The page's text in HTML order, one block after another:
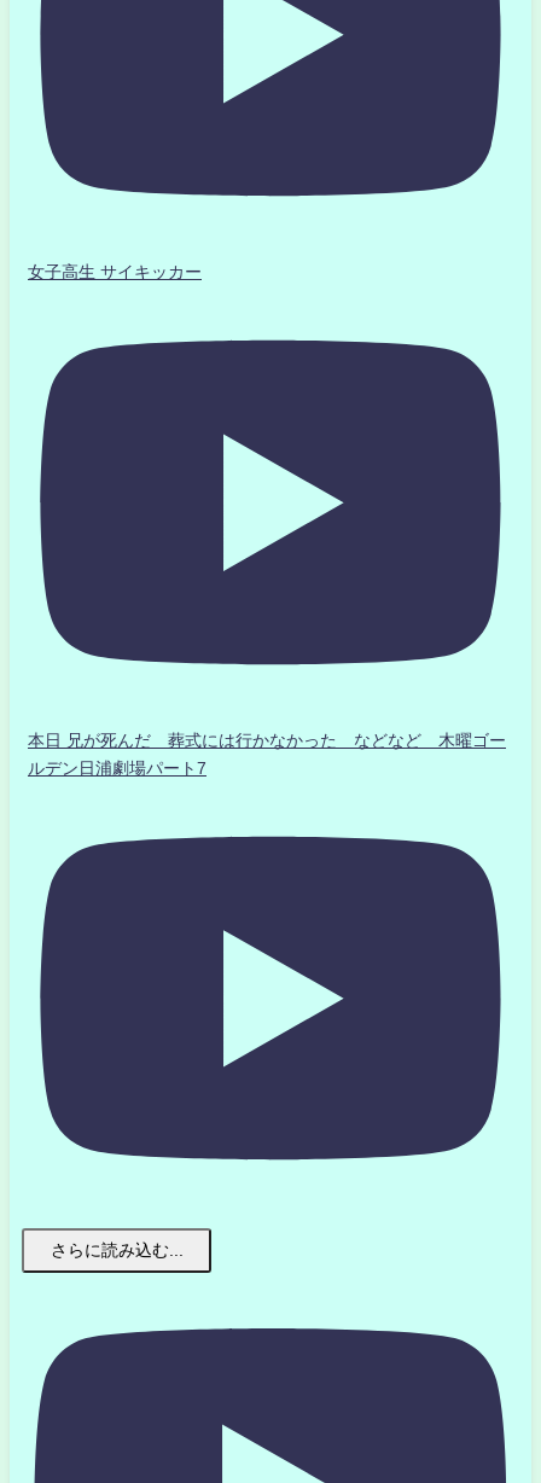
女子高生 サイキッカー
本日 兄が死んだ 葬式には行かなかった などなど 木曜ゴー
ルデン日浦劇場パート7
さらに読み込む...